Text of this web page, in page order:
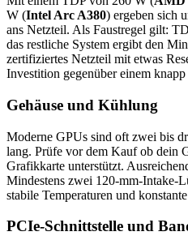
W (Intel Arc A380) ergeben sich
ans Netzteil. Als Faustregel gilt:
das restliche System ergibt den
zertifiziertes Netzteil mit etwas
Investition gegenüber einem
Gehäuse und Kühlung
Moderne GPUs sind oft zwei bis
lang. Prüfe vor dem Kauf ob dein
Grafikkarte unterstützt.
Mindestens zwei 120-mm-Intake-
stabile Temperaturen und
PCIe-Schnittstelle und